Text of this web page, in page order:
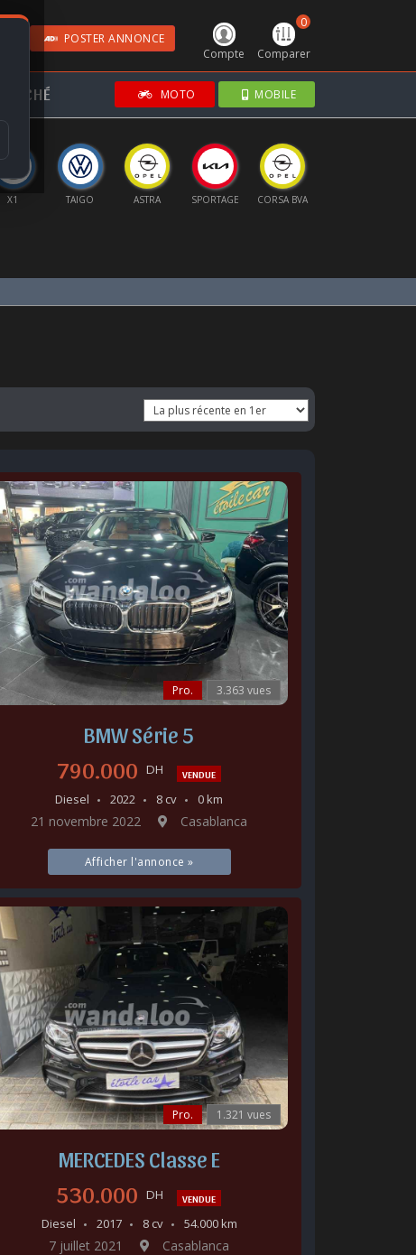
Compte
0
Comparer
POSTER ANNONCE
MARCHÉ MOTO MOBILE
X1 TAIGO ASTRA SPORTAGE CORSA BVA
Pro. 3.363 vues
BMW Série 5
790.000 DH VENDUE
Diesel 2022 8 cv 0 km
21 novembre 2022 Casablanca
Afficher l'annonce »
Pro. 1.321 vues
MERCEDES Classe E
530.000 DH VENDUE
Diesel 2017 8 cv 54.000 km
7 juillet 2021 Casablanca